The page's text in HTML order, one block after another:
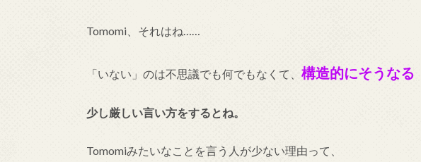
Tomomi、それはね……
「いない」のは不思議でも何でもなくて、 構造的にそうなる
少し厳しい言い方をするとね。
Tomomiみたいなことを言う人が少ない理由って、